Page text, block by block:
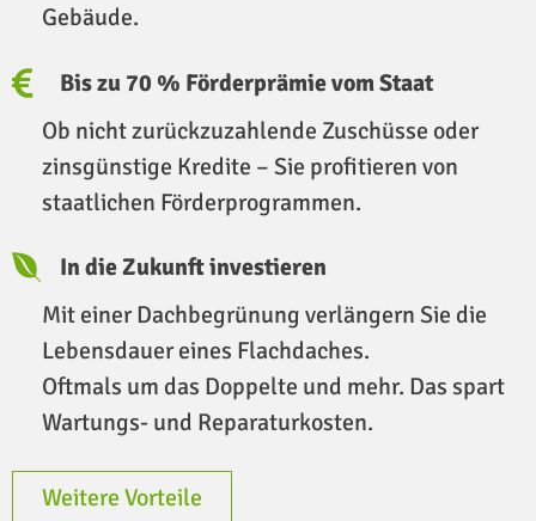
Gebäude.
Bis zu 70 % Förderprämie vom Staat
Ob nicht zurückzuzahlende Zuschüsse oder
zinsgünstige Kredite – Sie profitieren von
staatlichen Förderprogrammen.
In die Zukunft investieren
Mit einer Dachbegrünung verlängern Sie die
Lebensdauer eines Flachdaches.
Oftmals um das Doppelte und mehr. Das spart
Wartungs- und Reparaturkosten.
Weitere Vorteile